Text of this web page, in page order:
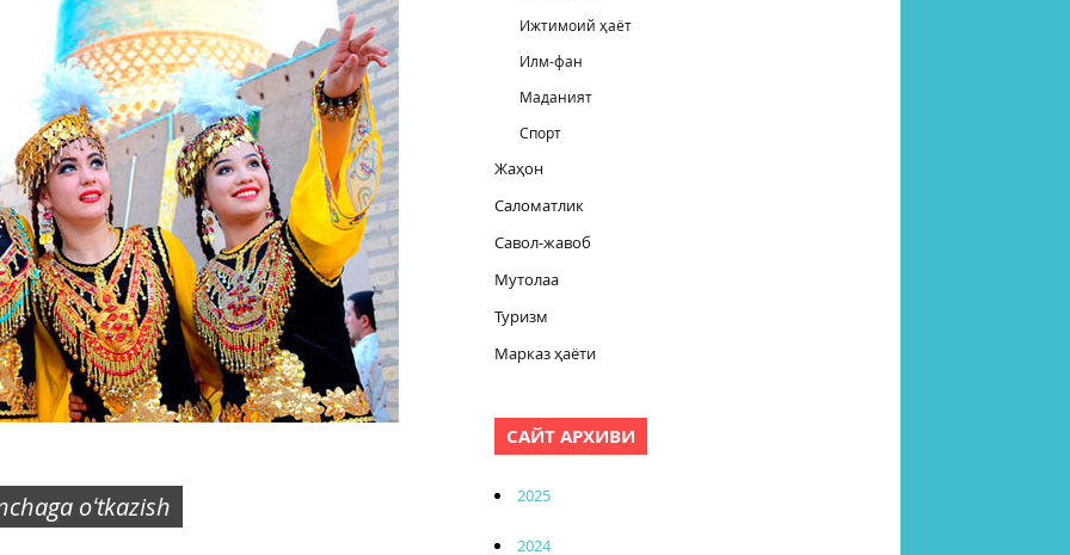
oʻtkazish
Ижтимоий ҳаёт
Илм-фан
Маданият
Спорт
Жаҳон
Саломатлик
Савол-жавоб
Мутолаа
Туризм
Марказ ҳаёти
САЙТ АРХИВИ
2025
2024